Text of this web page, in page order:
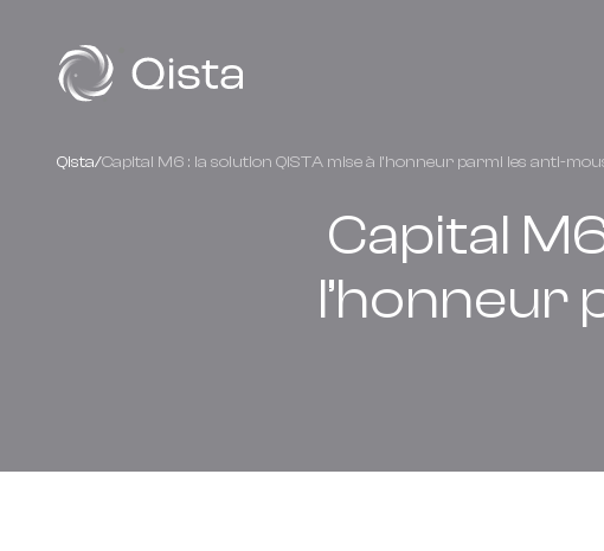
Qista/Capital M6 : la solution QISTA mise à l’honneur parmi les anti-
Capital
l’honneur